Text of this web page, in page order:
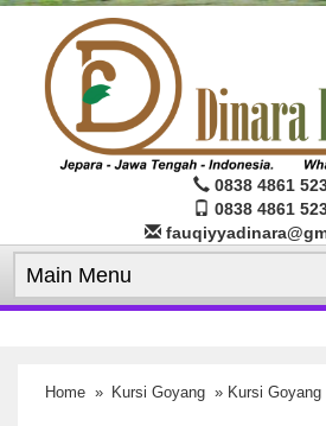
0838 4861
0838 4861
Home » Kursi Goyang » Kursi